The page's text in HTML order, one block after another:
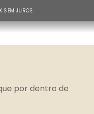
SEM JUROS
por dentro de